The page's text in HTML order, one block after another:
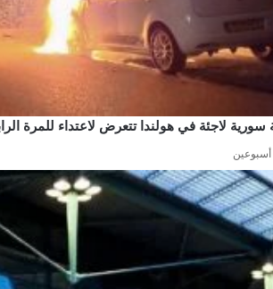
سورية لاجئة في هولندا تتعرض لاعتداء للمرة
أسبوعين